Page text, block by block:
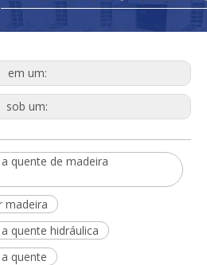
em um:
sob um:
quente de madeira
madeira
quente hidráulica
quente